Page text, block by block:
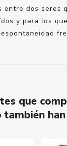
entre dos seres
y para los
que
también